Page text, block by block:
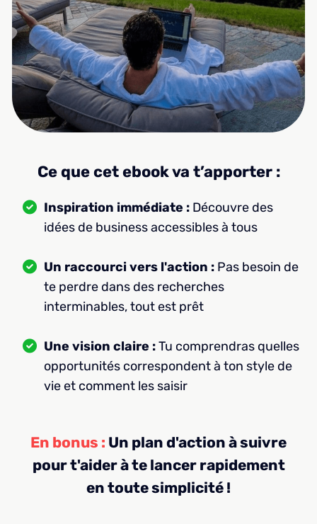
Ce que cet ebook va t’apporter :
Inspiration immédiate : Découvre des
idées de business accessibles à tous
Un raccourci vers l'action : Pas besoin de
te perdre dans des recherches
interminables, tout est prêt
Une vision claire :Tu comprendras quelles
opportunités correspondent à ton style de
vie et comment les saisir
En bonus : Un plan d'action à suivre
pour t'aider à te lancer rapidement
en toute simplicité !